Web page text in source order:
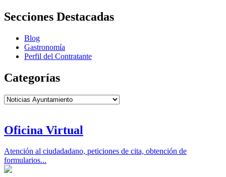
Secciones Destacadas
Blog
Gastronomía
Perfil del Contratante
Categorías
Categorías
Oficina Virtual
Atención al ciudadadano, peticiones de cita, obtención de
formularios...